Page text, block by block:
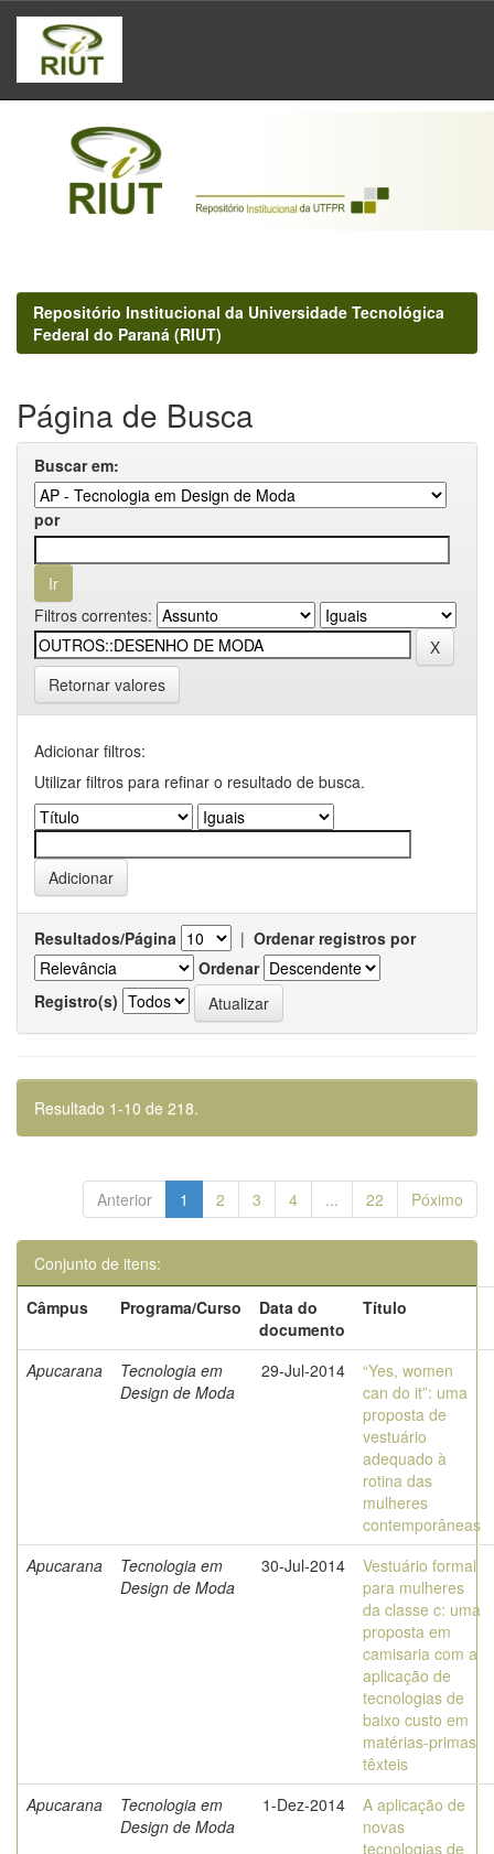
Skip
navigation
Repositório Institucional da Universidade Tecnológica
Federal do Paraná (RIUT)
Página de Busca
Buscar em:
por
Filtros correntes:
Retornar valores
Adicionar filtros:
Utilizar filtros para refinar o resultado de busca.
Resultados/Página | Ordenar registros por
Ordenar
Registro(s)
Resultado 1-10 de 218.
Anterior 1 2 3 4 ... 22 Póximo
Conjunto de itens:
Câmpus
Programa/Curso
Data do
documento
Título
Apucarana
Tecnologia em
Design de Moda
29-Jul-2014
“Yes, women
can do it”: uma
proposta de
vestuário
adequado à
rotina das
mulheres
contemporâneas
Apucarana
Tecnologia em
Design de Moda
30-Jul-2014
Vestuário formal
para mulheres
da classe c: uma
proposta em
camisaria com a
aplicação de
tecnologias de
baixo custo em
matérias-primas
têxteis
Apucarana
Tecnologia em
Design de Moda
1-Dez-2014
A aplicação de
novas
tecnologias de